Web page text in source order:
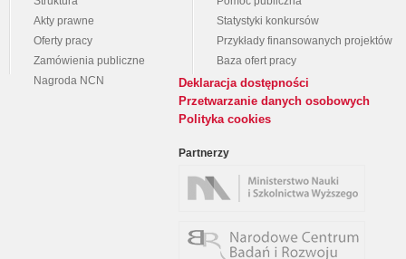
Akty prawne
Oferty pracy
Zamówienia publiczne
Nagroda NCN
Statystyki konkursów
Przykłady finansowanych projektów
Baza ofert pracy
Deklaracja dostępności
Przetwarzanie danych osobowych
Polityka cookies
Partnerzy